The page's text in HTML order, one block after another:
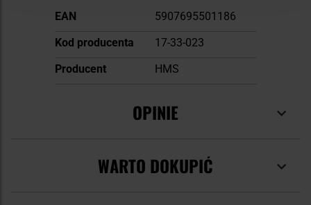
Więcej
EAN
5907695501186
Kod producenta
17-33-023
Producent
HMS
OPINIE
WARTO DOKUPIĆ